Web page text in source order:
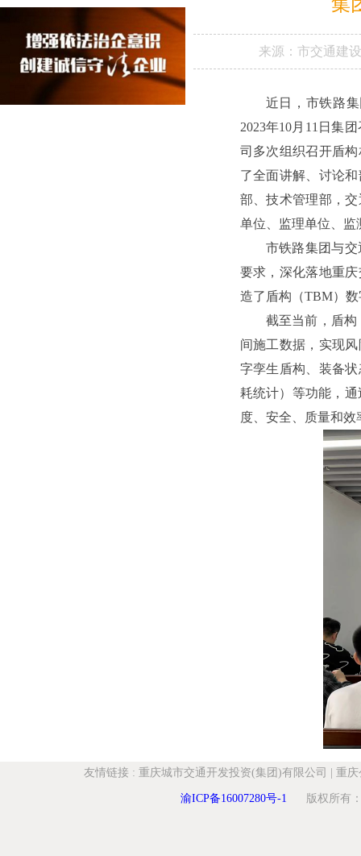
来源： 市交通建
近日，市铁路
2023年10月11日集
司多次组织召开盾
了全面讲解、讨论
部、技术管理部，
单位、监理单位、监
市铁路集团与
要求，深化落地重
造了盾构（TBM）
截至当前，盾
间施工数据，实现
字孪生盾构、装备
耗统计）等功能，
度、安全、质量和效
友情链接 : 重庆城市交通开发投资(集团)有限公司 重庆
渝ICP备16007280号-1 版权所有：